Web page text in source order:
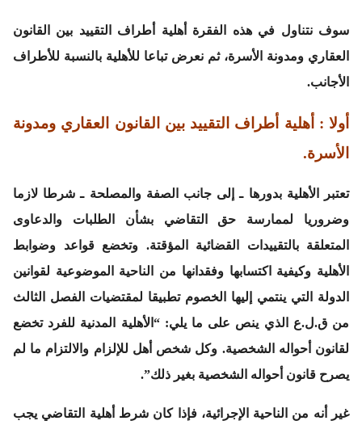
سوف نتناول في هذه الفقرة أهلية أطراف التقييد بين القانون
العقاري ومدونة الأسرة، ثم نعرض تباعا للأهلية بالنسبة للأطراف
الأجانب.
أولا : أهلية أطراف التقييد بين القانون العقاري ومدونة
الأسرة.
تعتبر الأهلية بدورها ـ إلى جانب الصفة والمصلحة ـ شرطا لازما
وضروريا لممارسة حق التقاضي بشأن الطلبات والدعاوى
المتعلقة بالتقييدات القضائية المؤقتة. وتخضع قواعد وضوابط
الأهلية وكيفية اكتسابها وفقدانها من الناحية الموضوعية لقوانين
الدولة التي ينتمي إليها الخصوم تطبيقا لمقتضيات الفصل الثالث
من ق.ل.ع الذي ينص على ما يلي: “الأهلية المدنية للفرد تخضع
لقانون أحواله الشخصية. وكل شخص أهل للإلزام والالتزام ما لم
يصرح قانون أحواله الشخصية بغير ذلك”.
غير أنه من الناحية الإجرائية، فإذا كان شرط أهلية التقاضي يجب